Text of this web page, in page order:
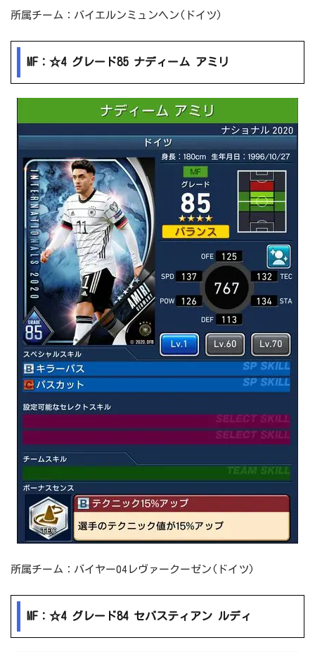
所属チーム：バイエルンミュンヘン(ドイツ)
MF：☆4 グレード85 ナディーム アミリ
所属チーム：バイヤー04レヴァークーゼン(ドイツ)
MF：☆4 グレード84 セバスティアン ルディ